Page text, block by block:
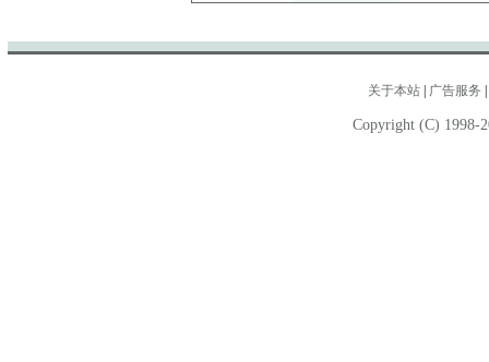
关于本站 广告服务
Copyright (C) 1998-